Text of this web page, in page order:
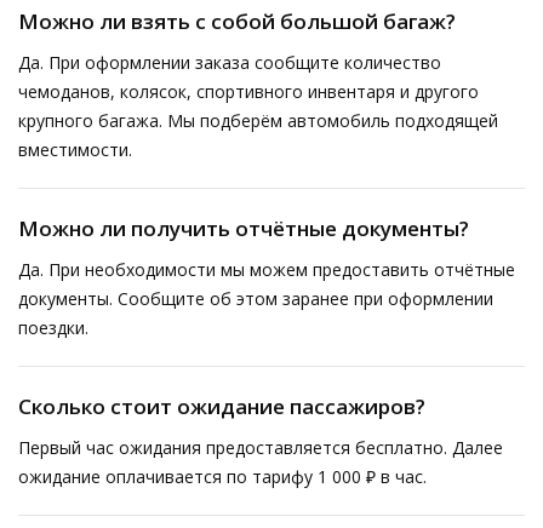
Можно ли взять с собой большой багаж?
Да. При оформлении заказа сообщите количество
чемоданов, колясок, спортивного инвентаря и другого
крупного багажа. Мы подберём автомобиль подходящей
вместимости.
Можно ли получить отчётные документы?
Да. При необходимости мы можем предоставить отчётные
документы. Сообщите об этом заранее при оформлении
поездки.
Сколько стоит ожидание пассажиров?
Первый час ожидания предоставляется бесплатно. Далее
ожидание оплачивается по тарифу 1 000 ₽ в час.